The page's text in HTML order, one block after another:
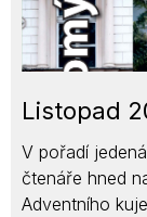
Listopad
V pořadí
čtenáře hned
Adventního